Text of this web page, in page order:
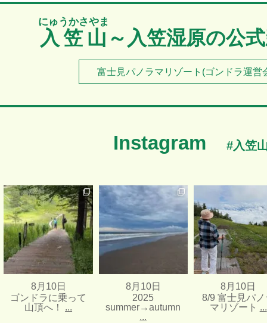
入笠山
にゅうかさやま
～入笠湿原の公
富士見パノラマリゾート(ゴンドラ運営
Instagram #入笠
ゴンドラに乗って山頂
へ！...
8月 10 日
4 0
8月10日
ゴンドラに乗って
山頂へ！
...
2025 summer→autumn
...
8月 10 日
3 0
8月10日
2025
summer→autumn
...
8月 10 日
6 0
8月10日
8/9 富士見パノラ
マリゾート ...